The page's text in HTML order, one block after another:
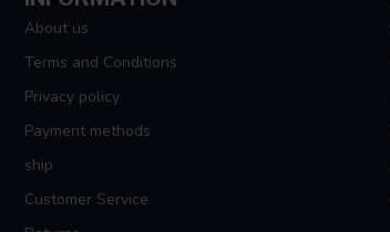
About us
Terms and Conditions
Privacy policy
Payment methods
ship
Customer Service